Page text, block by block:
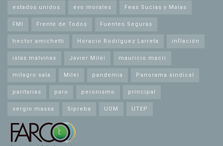
estados unidos evo morales Feas Sucias y Malas
FMI Frente de Todos Fuentes Seguras
hector amichetti Horacio Rodríguez Larreta inflación
islas malvinas Javier Milei mauricio macri
milagro sala Milei pandemia Panorama sindical
paritarias paro peronismo principal
sergio massa Sipreba UOM UTEP